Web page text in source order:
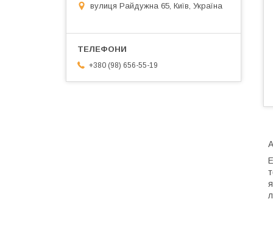
вулиця Райдужна 65, Київ, Україна
+380 (98) 656-55-19